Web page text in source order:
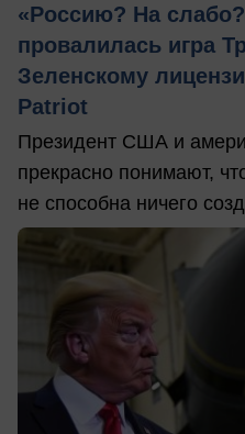
«Россию? На
провалилась игра
Зеленскому
Patriot
Президент США и
прекрасно понимают,
не способна ничего